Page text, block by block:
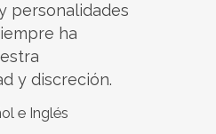
personalidades
ha
y discreción.
e Inglés